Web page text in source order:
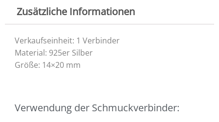
Zusätzliche Informationen
Verkaufseinheit: 1 Verbinder
Material: 925er Silber
Größe: 14×20 mm
Verwendung der Schmuckverbinder: